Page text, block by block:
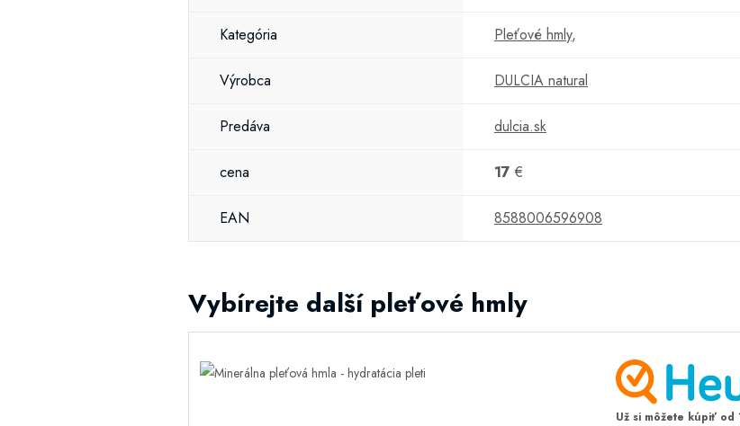
Kategória Pleťové hmly,
Výrobca DULCIA natural
Predáva dulcia.sk
cena 17 €
EAN 8588006596908
Vybírejte další pleťové hmly
Už si môžete kúpiť od